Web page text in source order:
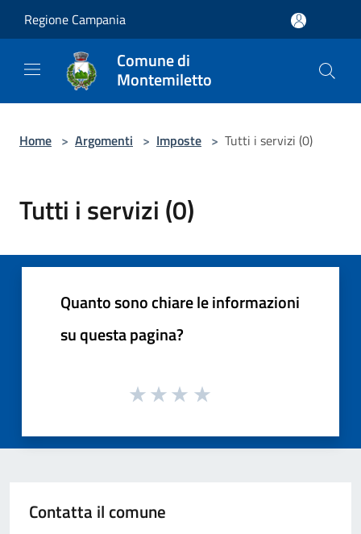
Regione Campania
Comune di
Montemiletto
Home > Argomenti > Imposte > Tutti i servizi (0)
Tutti i servizi (0)
Quanto sono chiare le informazioni
su questa pagina?
Contatta il comune